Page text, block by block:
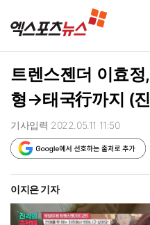
트렌스젠더 이효
형→태국行까지 (
기사입력 2022.05.11 11:50
이지은 기자